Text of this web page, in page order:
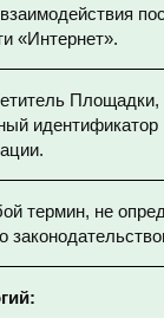
«Интернет».
термин, не